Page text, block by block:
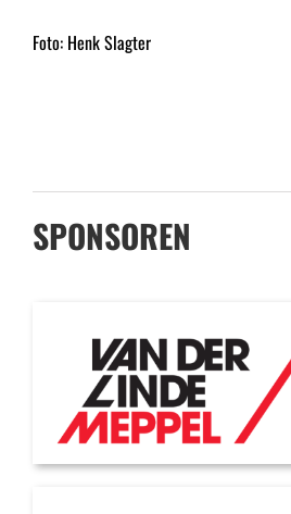
Foto: Henk Slagter
SPONSOREN